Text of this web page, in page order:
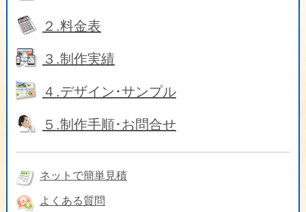
２.料金表
３.制作実績
４.デザイン･サンプル
５.制作手順･お問合せ
ネットで簡単見積
よくある質問